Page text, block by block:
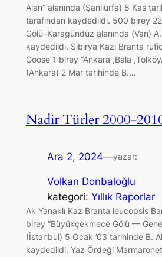
Alan” alanında (Şanlıurfa) 8 Kas
tarafından kaydedildi. 500 birey 22
Gölü–Karagündüz alanında (Van)
kaydedildi. Sibirya Kazı Branta
Goose 1 birey “Ankara ,Bala
(Ankara) 2 Mar tarihinde B.…
Nadir Türler 2000-
Ara 2, 2024—yazar:
Volkan Donbaloğlu
kategori: Yıllık Raporlar
Ak Yanaklı Kaz Branta leucopsis
birey “Büyükçekmece Gölü —
(İstanbul) 5 Ocak ’03 tarihinde B.
kaydedildi. Yaz Ördeği